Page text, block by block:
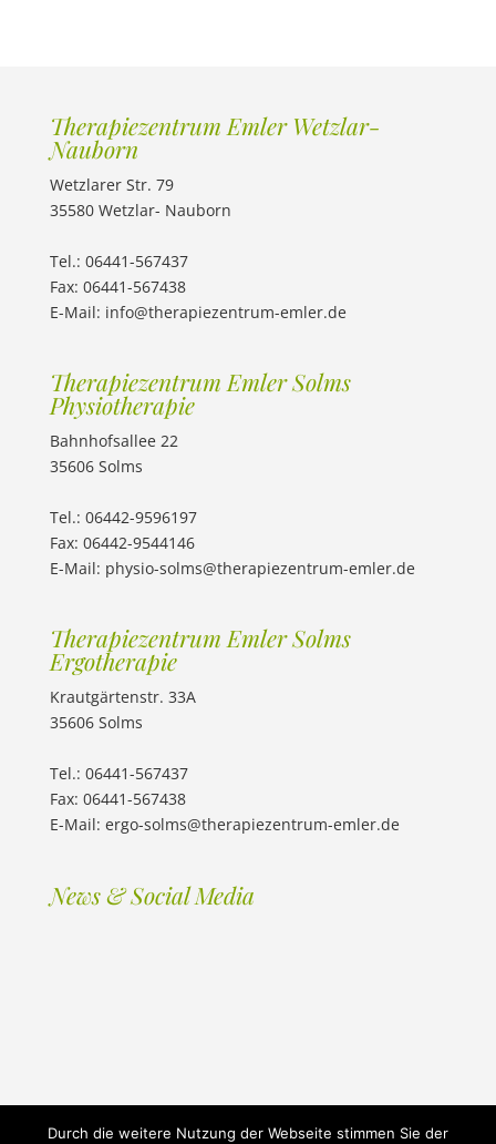
Therapiezentrum Emler Wetzlar-
Nauborn
Wetzlarer Str. 79
35580 Wetzlar- Nauborn
Tel.: 06441-567437
Fax: 06441-567438
E-Mail: info@therapiezentrum-emler.de
Therapiezentrum Emler Solms
Physiotherapie
Bahnhofsallee 22
35606 Solms
Tel.: 06442-9596197
Fax: 06442-9544146
E-Mail: physio-solms@therapiezentrum-emler.de
Therapiezentrum Emler Solms
Ergotherapie
Krautgärtenstr. 33A
35606 Solms
Tel.: 06441-567437
Fax: 06441-567438
E-Mail: ergo-solms@therapiezentrum-emler.de
News & Social Media
©2021 Therapiezentrum EmlerImpressum|
Durch die weitere Nutzung der Webseite stimmen Sie der